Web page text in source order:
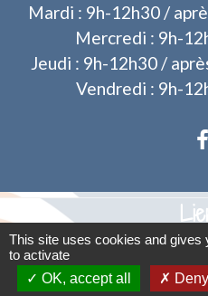
Mardi : 9h-12h30 /
Mercredi : 9h-
Jeudi : 9h-12h30 /
Vendredi : 9h-
Operis - Dépôt des
Mentions légales -
This site uses cookies and gives
to activate
OK, accept all